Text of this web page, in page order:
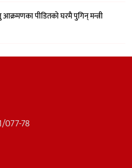
पीडितको घरमै पुगिन् मन्त्री
077-78